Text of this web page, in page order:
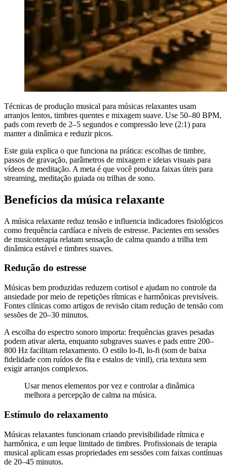
Técnicas de produção musical para músicas relaxantes usam
arranjos lentos, timbres quentes e mixagem suave. Use 50–80 BPM,
pads com reverb de 2–5 segundos e compressão leve (2:1) para
manter a dinâmica e reduzir picos.
Este guia explica o que funciona na prática: escolhas de timbre,
passos de gravação, parâmetros de mixagem e ideias visuais para
vídeos de meditação. A meta é que você produza faixas úteis para
streaming, meditação guiada ou trilhas de sono.
Benefícios da música relaxante
A música relaxante reduz tensão e influencia indicadores fisiológicos
como frequência cardíaca e níveis de estresse. Pacientes em sessões
de musicoterapia relatam sensação de calma quando a trilha tem
dinâmica estável e timbres suaves.
Redução do estresse
Músicas bem produzidas reduzem cortisol e ajudam no controle da
ansiedade por meio de repetições rítmicas e harmônicas previsíveis.
Fontes clínicas como artigos de revisão citam redução de tensão com
sessões de 20–30 minutos.
A escolha do espectro sonoro importa: frequências graves pesadas
podem ativar alerta, enquanto subgraves suaves e pads entre 200–
800 Hz facilitam relaxamento. O estilo lo-fi, lo-fi (som de baixa
fidelidade com ruídos de fita e estalos de vinil), cria textura sem
exigir arranjos complexos.
Usar menos elementos por vez e controlar a dinâmica
melhora a percepção de calma na música.
Estímulo do relaxamento
Músicas relaxantes funcionam criando previsibilidade rítmica e
harmônica, e um leque limitado de timbres. Profissionais de terapia
musical aplicam essas propriedades em sessões com faixas contínuas
de 20–45 minutos.